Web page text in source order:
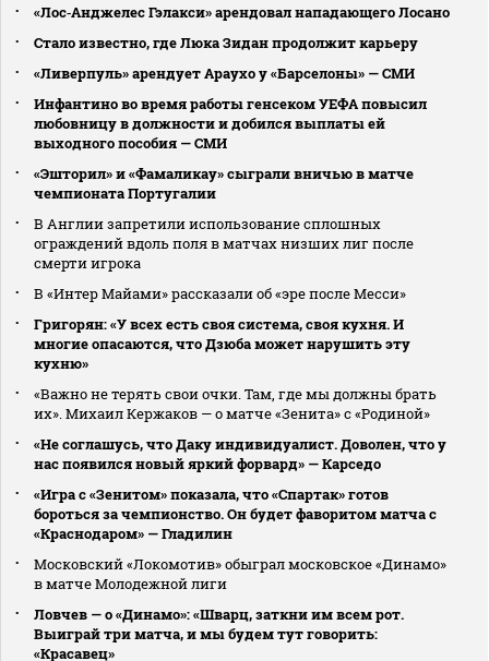
«Лос‑Анджелес Гэлакси» арендовал нападающего Лосано
Стало известно, где Люка Зидан продолжит карьеру
«Ливерпуль» арендует Араухо у «Барселоны» — СМИ
Инфантино во время работы генсеком УЕФА повысил
любовницу в должности и добился выплаты ей
выходного пособия — СМИ
«Эшторил» и «Фамаликау» сыграли вничью в матче
чемпионата Португалии
В Англии запретили использование сплошных
ограждений вдоль поля в матчах низших лиг после
смерти игрока
В «Интер Майами» рассказали об «эре после Месси»
Григорян: «У всех есть своя система, своя кухня. И
многие опасаются, что Дзюба может нарушить эту
кухню»
«Важно не терять свои очки. Там, где мы должны брать
их». Михаил Кержаков — о матче «Зенита» с «Родиной»
«Не соглашусь, что Даку индивидуалист. Доволен, что у
нас появился новый яркий форвард» — Карседо
«Игра с «Зенитом» показала, что «Спартак» готов
бороться за чемпионство. Он будет фаворитом матча с
«Краснодаром» — Гладилин
Московский «Локомотив» обыграл московское «Динамо»
в матче Молодежной лиги
Ловчев — о «Динамо»: «Шварц, заткни им всем рот.
Выиграй три матча, и мы будем тут говорить:
«Красавец»